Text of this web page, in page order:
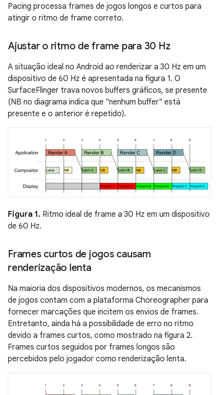
Pacing processa frames de jogos longos e curtos para
atingir o ritmo de frame correto.
Ajustar o ritmo de frame para 30 Hz
A situação ideal no Android ao renderizar a 30 Hz em um
dispositivo de 60 Hz é apresentada na figura 1. O
SurfaceFlinger trava novos buffers gráficos, se presente
(NB no diagrama indica que "nenhum buffer" está
presente e o anterior é repetido).
Figura 1. Ritmo ideal de frame a 30 Hz em um dispositivo
de 60 Hz.
Frames curtos de jogos causam
renderização lenta
Na maioria dos dispositivos modernos, os mecanismos
de jogos contam com a plataforma Choreographer para
fornecer marcações que incitem os envios de frames.
Entretanto, ainda há a possibilidade de erro no ritmo
devido a frames curtos, como mostrado na figura 2.
Frames curtos seguidos por frames longos são
percebidos pelo jogador como renderização lenta.